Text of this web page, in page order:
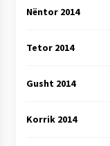
Nëntor 2014
Tetor 2014
Gusht 2014
Korrik 2014